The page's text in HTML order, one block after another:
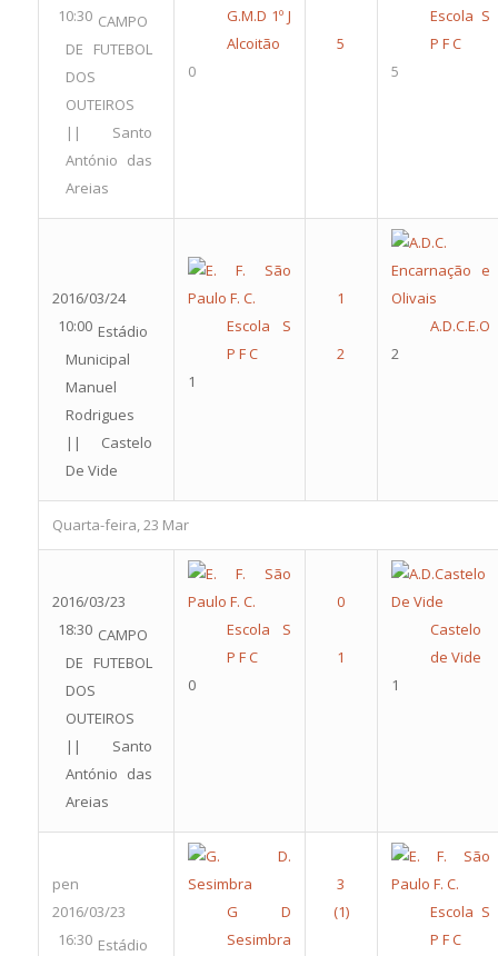
10:30 CAMPO
DE FUTEBOL
DOS
OUTEIROS
|| Santo
António das
Areias
G.M.D 1º J
Alcoitão
0
Escola S
P F C
5
2016/03/24
10:00 Estádio
Municipal
Manuel
Rodrigues
|| Castelo
De Vide
Escola S
P F C
1
A.D.C.E.O
2
Quarta-feira, 23 Mar
2016/03/23
18:30 CAMPO
DE FUTEBOL
DOS
OUTEIROS
|| Santo
António das
Areias
Escola S
P F C
0
Castelo
de Vide
1
pen
2016/03/23
16:30 Estádio
G D
Sesimbra
Escola S
P F C